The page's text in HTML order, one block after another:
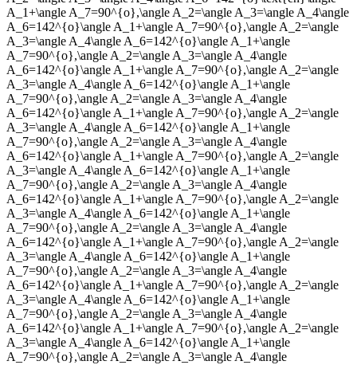
A_1+\angle A_7=90^{o},\angle A_2=\angle A_3=\angle A_4\angle
A_6=142^{o}\angle A_1+\angle A_7=90^{o},\angle A_2=\angle
A_3=\angle A_4\angle A_6=142^{o}\angle A_1+\angle
A_7=90^{o},\angle A_2=\angle A_3=\angle A_4\angle
A_6=142^{o}\angle A_1+\angle A_7=90^{o},\angle A_2=\angle
A_3=\angle A_4\angle A_6=142^{o}\angle A_1+\angle
A_7=90^{o},\angle A_2=\angle A_3=\angle A_4\angle
A_6=142^{o}\angle A_1+\angle A_7=90^{o},\angle A_2=\angle
A_3=\angle A_4\angle A_6=142^{o}\angle A_1+\angle
A_7=90^{o},\angle A_2=\angle A_3=\angle A_4\angle
A_6=142^{o}\angle A_1+\angle A_7=90^{o},\angle A_2=\angle
A_3=\angle A_4\angle A_6=142^{o}\angle A_1+\angle
A_7=90^{o},\angle A_2=\angle A_3=\angle A_4\angle
A_6=142^{o}\angle A_1+\angle A_7=90^{o},\angle A_2=\angle
A_3=\angle A_4\angle A_6=142^{o}\angle A_1+\angle
A_7=90^{o},\angle A_2=\angle A_3=\angle A_4\angle
A_6=142^{o}\angle A_1+\angle A_7=90^{o},\angle A_2=\angle
A_3=\angle A_4\angle A_6=142^{o}\angle A_1+\angle
A_7=90^{o},\angle A_2=\angle A_3=\angle A_4\angle
A_6=142^{o}\angle A_1+\angle A_7=90^{o},\angle A_2=\angle
A_3=\angle A_4\angle A_6=142^{o}\angle A_1+\angle
A_7=90^{o},\angle A_2=\angle A_3=\angle A_4\angle
A_6=142^{o}\angle A_1+\angle A_7=90^{o},\angle A_2=\angle
A_3=\angle A_4\angle A_6=142^{o}\angle A_1+\angle
A_7=90^{o},\angle A_2=\angle A_3=\angle A_4\angle